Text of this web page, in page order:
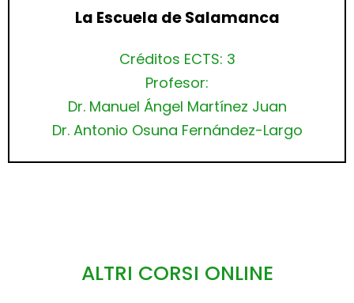
La Escuela de Salamanca
Créditos ECTS: 3
Profesor:
Dr. Manuel Ángel Martínez Juan
Dr. Antonio Osuna Fernández-Largo
ALTRI CORSI ONLINE